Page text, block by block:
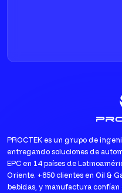
PROCTEK es un grupo de
entregando soluciones de
EPC en 14 países de
Oriente. +850 clientes en Oil &
bebidas, y manufactura confían